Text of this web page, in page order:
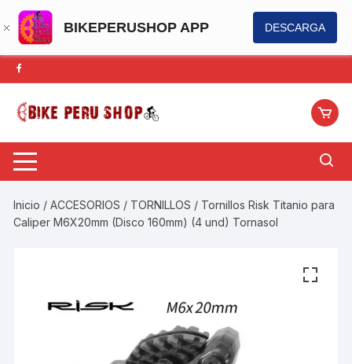
BIKEPERUSHOP APP DESCARGA
Saltar
al
contenido
Inicio /ACCESORIOS / TORNILLOS / Tornillos Risk Titanio para
Caliper M6X20mm (Disco 160mm) (4 und) Tornasol